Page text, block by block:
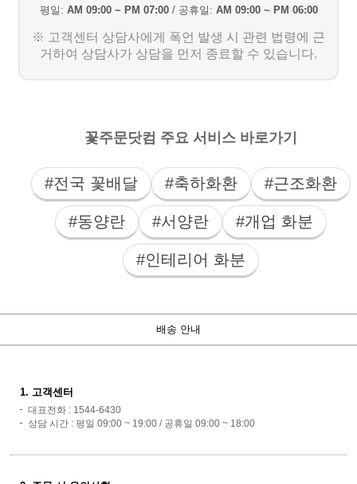
평일: AM 09:00 ~ PM 07:00 / 공휴일: AM 09:00 ~ PM 06:00
※ 고객센터 상담사에게 폭언 발생 시 관련 법령에 근
거하여 상담사가 상담을 먼저 종료할 수 있습니다.
꽃주문닷컴 주요 서비스 바로가기
#전국 꽃배달 #축하화환 #근조화환
#동양란 #서양란 #개업 화분
#인테리어 화분
배송 안내
1. 고객센터
대표전화 : 1544-6430
상담 시간 : 평일 09:00 ~ 19:00 / 공휴일 09:00 ~ 18:00